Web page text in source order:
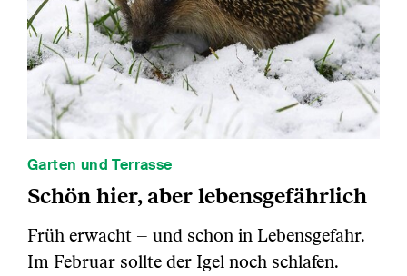
Garten und Terrasse
Schön hier, aber lebensgefährlich
Früh erwacht – und schon in Lebensgefahr.
Im Februar sollte der Igel noch schlafen.